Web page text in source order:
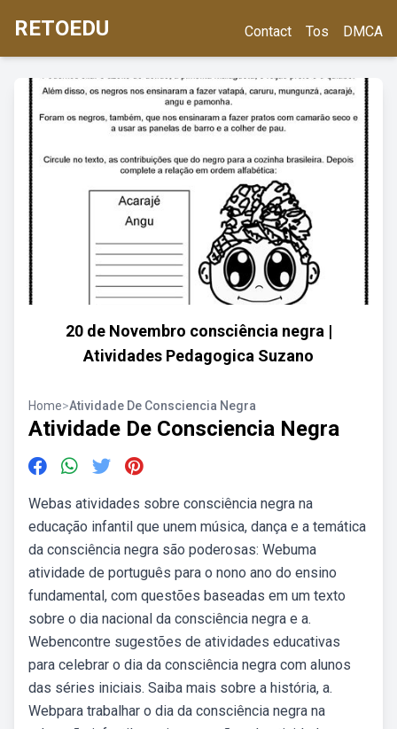
RETOEDU Contact Tos DMCA
20 de Novembro consciência negra |
Atividades Pedagogica Suzano
Home>Atividade De Consciencia Negra
Atividade De Consciencia Negra
Webas atividades sobre consciência negra na
educação infantil que unem música, dança e a temática
da consciência negra são poderosas: Webuma
atividade de português para o nono ano do ensino
fundamental, com questões baseadas em um texto
sobre o dia nacional da consciência negra e a.
Webencontre sugestões de atividades educativas
para celebrar o dia da consciência negra com alunos
das séries iniciais. Saiba mais sobre a história, a.
Webpara trabalhar o dia da consciência negra na